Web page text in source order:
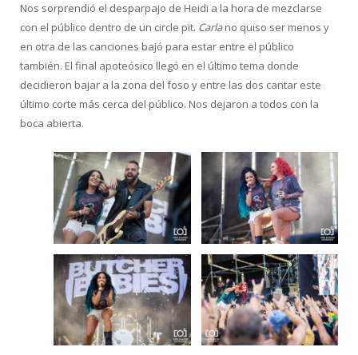
Nos sorprendió el desparpajo de Heidi a la hora de mezclarse
con el público dentro de un circle pit. Carlano quiso ser menos y
en otra de las canciones bajó para estar entre el público
también. El final apoteósico llegó en el último tema donde
decidieron bajar a la zona del foso y entre las dos cantar este
último corte más cerca del público. Nos dejaron a todos con la
boca abierta.